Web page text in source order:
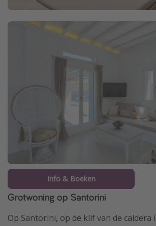
Info & Boeken
Grotwoning op Santorini
Op Santorini, op de klif van de caldera